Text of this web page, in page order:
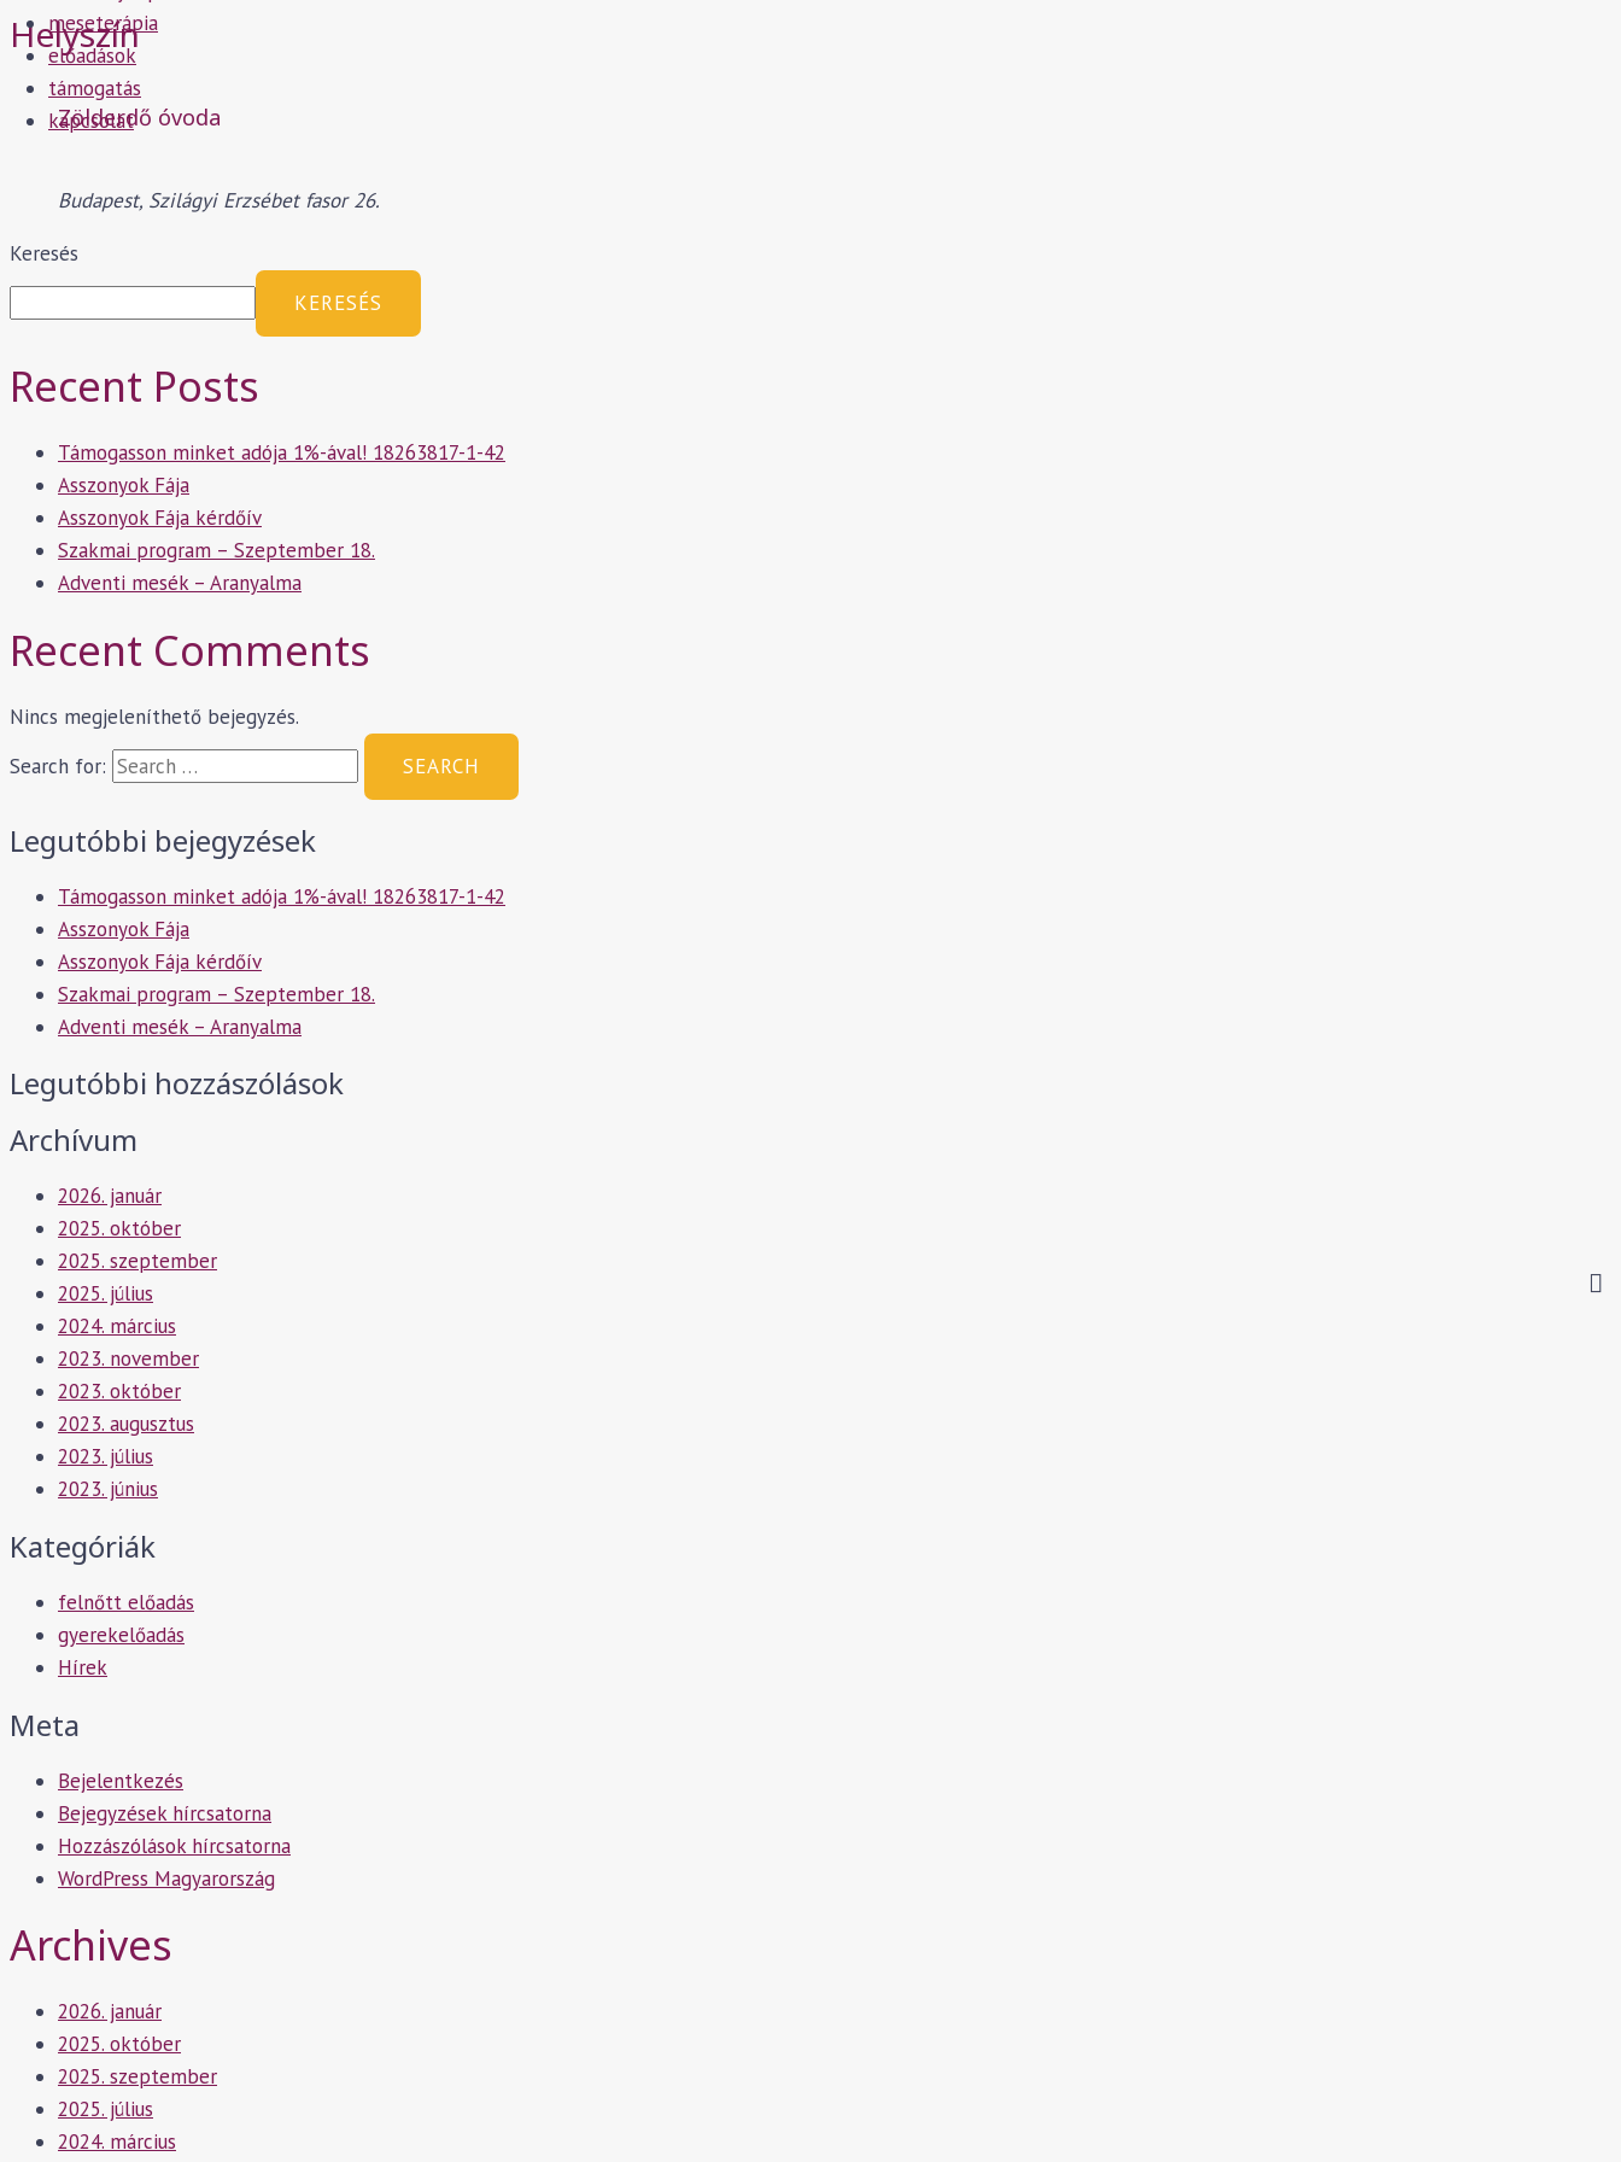
meseterápia
előadások
támogatás
kapcsolat
Helyszín
Zölderdő óvoda
Budapest, Szilágyi Erzsébet fasor 26.
Keresés
KERESÉS
Recent Posts
Támogasson minket adója 1%-ával! 18263817-1-42
Asszonyok Fája
Asszonyok Fája kérdőív
Szakmai program – Szeptember 18.
Adventi mesék – Aranyalma
Recent Comments
Nincs megjeleníthető bejegyzés.
Search for:
Legutóbbi bejegyzések
Támogasson minket adója 1%-ával! 18263817-1-42
Asszonyok Fája
Asszonyok Fája kérdőív
Szakmai program – Szeptember 18.
Adventi mesék – Aranyalma
Legutóbbi hozzászólások
Archívum
2026. január
2025. október
2025. szeptember
2025. július
2024. március
2023. november
2023. október
2023. augusztus
2023. július
2023. június
Kategóriák
felnőtt előadás
gyerekelőadás
Hírek
Meta
Bejelentkezés
Bejegyzések hírcsatorna
Hozzászólások hírcsatorna
WordPress Magyarország
Archives
2026. január
2025. október
2025. szeptember
2025. július
2024. március